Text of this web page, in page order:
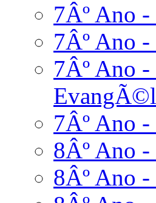
7Âº Ano
7Âº Ano
7Âº Ano
7Âº Ano
8Âº Ano
8Âº Ano